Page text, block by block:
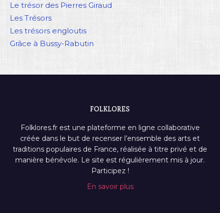
Le trésor des Pierres Giraud
Les Trésors
Les trésors engloutis
Grâce à Bussy-Rabutin
FOLKLORES
Folklores.fr est une plateforme en ligne collaborative
créée dans le but de recenser l’ensemble des arts et
traditions populaires de France, réalisée à titre privé et de
manière bénévole. Le site est régulièrement mis à jour.
Participez !
En savoir plus